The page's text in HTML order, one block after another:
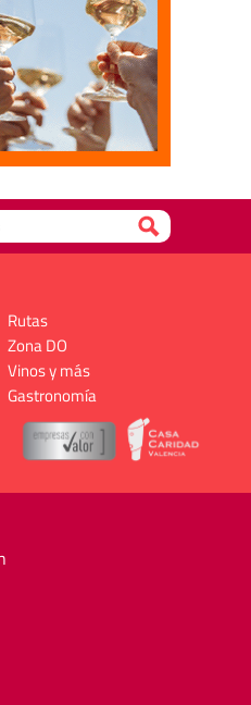
Rutas
Zona DO
Vinos y más
Gastronomía